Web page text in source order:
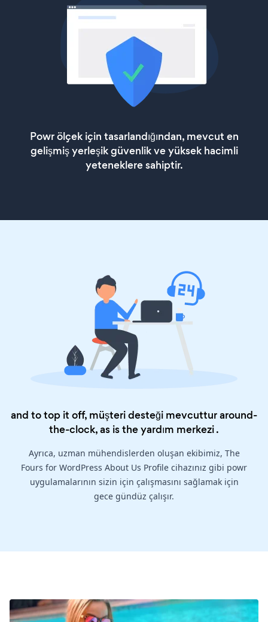
Powr ölçek için tasarlandığından, mevcut en
gelişmiş yerleşik güvenlik ve yüksek hacimli
yeteneklere sahiptir.
and to top it off, müşteri desteği mevcuttur around-
the-clock, as is theyardım merkezi.
Ayrıca, uzman mühendislerden oluşan ekibimiz, The
Fours for WordPress About Us Profile cihazınız gibi powr
uygulamalarının sizin için çalışmasını sağlamak için
gece gündüz çalışır.